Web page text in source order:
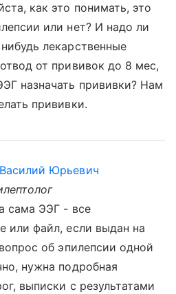
как это понимать, это
или нет? И надо ли
лекарственные
от прививок до 8 мес,
назначать прививки? Нам
прививки.
Юрьевич
сама ЭЭГ - все
или файл, если выдан на
об эпилепсии одной
нужна подробная
выписки с результатами